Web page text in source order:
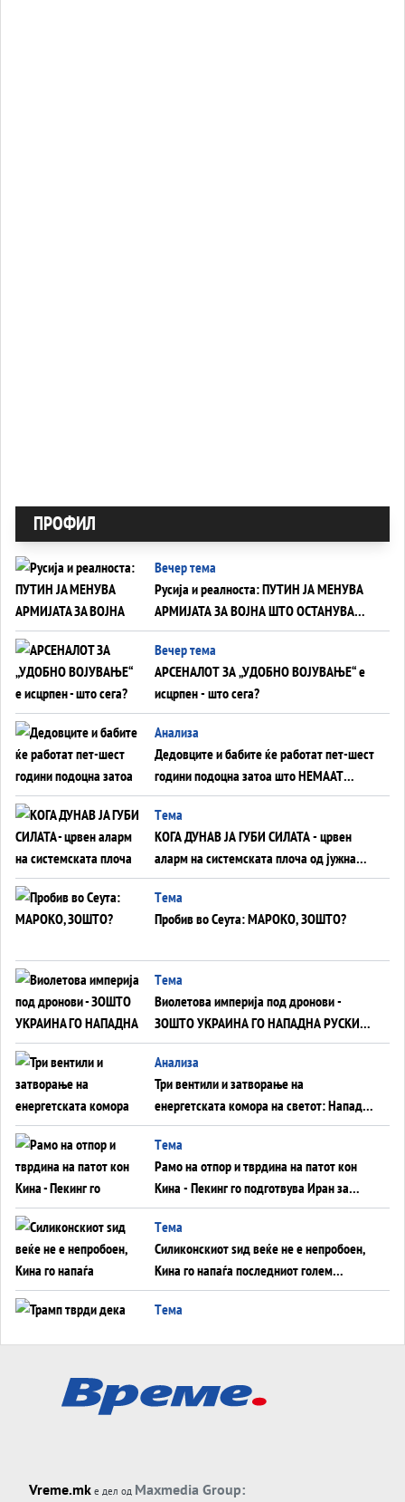
ПРОФИЛ
Вечер тема
Русија и реалноста: ПУТИН ЈА МЕНУВА
АРМИЈАТА ЗА ВОЈНА ШТО ОСТАНУВА
БЕЗ ФРОНТ
Вечер тема
АРСЕНАЛОТ ЗА „УДОБНО ВОЈУВАЊЕ“ е
исцрпен - што сега?
Анализа
Дедовците и бабите ќе работат пет-шест
години подоцна затоа што НЕМААТ
ВНУЦИ ДА ГИ ЗАМЕНАТ
Tема
КОГА ДУНАВ ЈА ГУБИ СИЛАТА - црвен
аларм на системската плоча од јужна
Германија до Црното Море...
Tема
Пробив во Сеута: МАРОКО, ЗОШТО?
Tема
Виолетова империја под дронови -
ЗОШТО УКРАИНА ГО НАПАДНА РУСКИОТ
WILDBERRIES
Aнализа
Три вентили и затворање на
енергетската комора на светот: Нападот
во Суец најавува глобален енергетски
инфаркт?
Tема
Рамо на отпор и тврдина на патот кон
Кина - Пекинг го подготвува Иран за
американска копнена инвазија
Tема
Силиконскиот ѕид веќе не е непробоен,
Кина го напаѓа последниот голем
монопол на Западот?
Tема
Tема
ДЛАБОКО УДОЛУ: Сметководствените
АТОМСКО ДОМИНО НА БЛИСКИОТ
Vreme.mk е дел од Maxmedia Group: